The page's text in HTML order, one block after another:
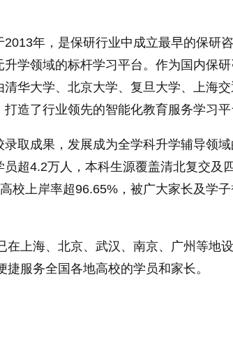
2013年，是保研行业中成立最早的保研
学领域的标杆学习平台。作为国内保
清华大学、北京大学、复旦大学、上海
造了行业领先的智能化教育服务学习平
取成果，发展成为全学科升学辅导领
超4.2万人，本科生源覆盖清北复交及
校上岸率超96.65%，被广大家长及学
在上海、北京、武汉、南京、广州等地
捷服务全国各地高校的学员和家长。